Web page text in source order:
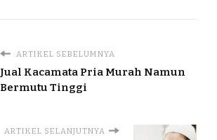
ARTIKEL SEBELUMNYA
Jual Kacamata Pria Murah Namun
Bermutu Tinggi
ARTIKEL SELANJUTNYA